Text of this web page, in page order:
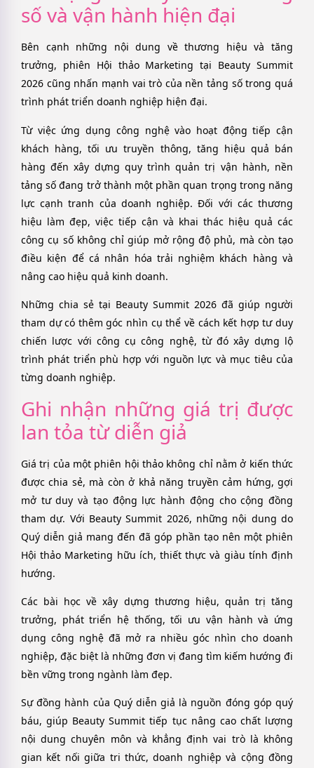
số và vận hành hiện đại
Bên cạnh những nội dung về thương hiệu và tăng
trưởng, phiên Hội thảo Marketing tại Beauty Summit
2026 cũng nhấn mạnh vai trò của nền tảng số trong quá
trình phát triển doanh nghiệp hiện đại.
Từ việc ứng dụng công nghệ vào hoạt động tiếp cận
khách hàng, tối ưu truyền thông, tăng hiệu quả bán
hàng đến xây dựng quy trình quản trị vận hành, nền
tảng số đang trở thành một phần quan trọng trong năng
lực cạnh tranh của doanh nghiệp. Đối với các thương
hiệu làm đẹp, việc tiếp cận và khai thác hiệu quả các
công cụ số không chỉ giúp mở rộng độ phủ, mà còn tạo
điều kiện để cá nhân hóa trải nghiệm khách hàng và
nâng cao hiệu quả kinh doanh.
Những chia sẻ tại Beauty Summit 2026 đã giúp người
tham dự có thêm góc nhìn cụ thể về cách kết hợp tư duy
chiến lược với công cụ công nghệ, từ đó xây dựng lộ
trình phát triển phù hợp với nguồn lực và mục tiêu của
từng doanh nghiệp.
Ghi nhận những giá trị được
lan tỏa từ diễn giả
Giá trị của một phiên hội thảo không chỉ nằm ở kiến thức
được chia sẻ, mà còn ở khả năng truyền cảm hứng, gợi
mở tư duy và tạo động lực hành động cho cộng đồng
tham dự. Với Beauty Summit 2026, những nội dung do
Quý diễn giả mang đến đã góp phần tạo nên một phiên
Hội thảo Marketing hữu ích, thiết thực và giàu tính định
hướng.
Các bài học về xây dựng thương hiệu, quản trị tăng
trưởng, phát triển hệ thống, tối ưu vận hành và ứng
dụng công nghệ đã mở ra nhiều góc nhìn cho doanh
nghiệp, đặc biệt là những đơn vị đang tìm kiếm hướng đi
bền vững trong ngành làm đẹp.
Sự đồng hành của Quý diễn giả là nguồn đóng góp quý
báu, giúp Beauty Summit tiếp tục nâng cao chất lượng
nội dung chuyên môn và khẳng định vai trò là không
gian kết nối giữa tri thức, doanh nghiệp và cộng đồng